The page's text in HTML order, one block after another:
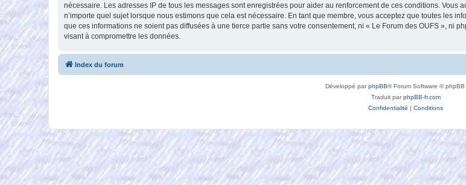
nécessaire. Les adresses IP de tous les messages sont enregistrées pour aider au renforcement de ces conditions. Vous
n’importe quel sujet lorsque nous estimons que cela est nécessaire. En tant que membre, vous acceptez que toutes les
que ces informations ne soient pas diffusées à une tierce partie sans votre consentement, ni « Le Forum des OUFS », ni
visant à compromettre les données.
Index du forum
Développé parphpBB® Forum Software © phpBB
Traduit parphpBB-fr.com
Confidentialité | Conditions